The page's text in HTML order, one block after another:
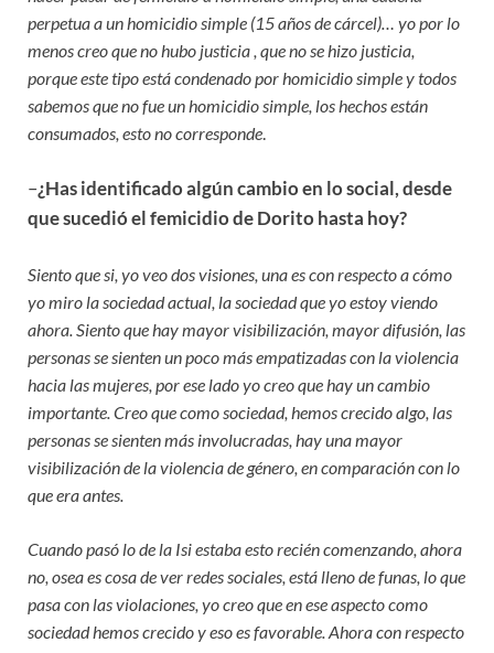
perpetua a un homicidio simple (15 años de cárcel)… yo por lo
menos creo que no hubo justicia , que no se hizo justicia,
porque este tipo está condenado por homicidio simple y todos
sabemos que no fue un homicidio simple, los hechos están
consumados, esto no corresponde.
–¿Has identificado algún cambio en lo social, desde
que sucedió el femicidio de Dorito hasta hoy?
Siento que si, yo veo dos visiones, una es con respecto a cómo
yo miro la sociedad actual, la sociedad que yo estoy viendo
ahora. Siento que hay mayor visibilización, mayor difusión, las
personas se sienten un poco más empatizadas con la violencia
hacia las mujeres, por ese lado yo creo que hay un cambio
importante. Creo que como sociedad, hemos crecido algo, las
personas se sienten más involucradas, hay una mayor
visibilización de la violencia de género, en comparación con lo
que era antes.
Cuando pasó lo de la Isi estaba esto recién comenzando, ahora
no, osea es cosa de ver redes sociales, está lleno de funas, lo que
pasa con las violaciones, yo creo que en ese aspecto como
sociedad hemos crecido y eso es favorable. Ahora con respecto